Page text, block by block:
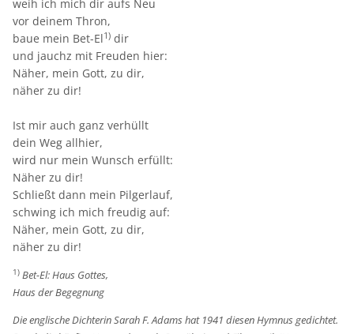
weih ich mich dir aufs Neu
vor deinem Thron,
baue mein Bet-El1) dir
und jauchz mit Freuden hier:
Näher, mein Gott, zu dir,
näher zu dir!
Ist mir auch ganz verhüllt
dein Weg allhier,
wird nur mein Wunsch erfüllt:
Näher zu dir!
Schließt dann mein Pilgerlauf,
schwing ich mich freudig auf:
Näher, mein Gott, zu dir,
näher zu dir!
1) Bet-El: Haus Gottes,
Haus der Begegnung
Die englische Dichterin Sarah F. Adams hat 1941 diesen Hymnus gedichtet.